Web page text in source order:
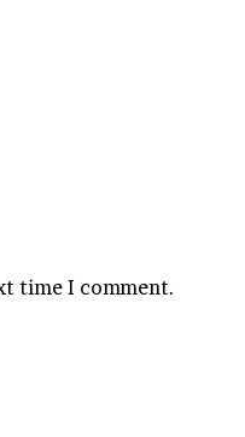
time I comment.